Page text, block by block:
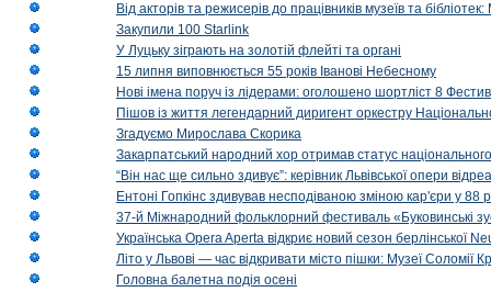
Від акторів та режисерів до працівників музеїв та
Закупили 100 Starlink
У Луцьку зіграють на золотій флейті та органі
15 липня виповнюється 55 років Іванові Небесному
Нові імена поруч із лідерами: оголошено шортліст 8
Пішов із життя легендарний диригент оркестру
Згадуємо Мирослава Скорика
Закарпатський народний хор отримав статус національного
“Він нас ще сильно здивує”: керівник Львівської опери
Ентоні Гопкінс здивував несподіваною зміною кар'єри у 88
37-й Міжнародний фольклорний фестиваль «Буковинські
Українська Opera Aperta відкриє новий сезон берлінської
Літо у Львові — час відкривати місто пішки: Музеї Соломії
Головна балетна подія осені